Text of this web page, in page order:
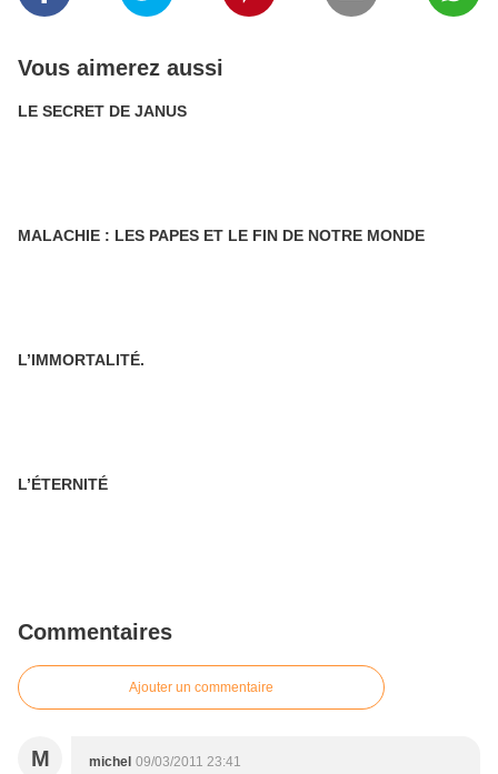
Vous aimerez aussi
LE SECRET DE JANUS
MALACHIE : LES PAPES ET LE FIN DE NOTRE MONDE
L’IMMORTALITÉ.
L’ÉTERNITÉ
Commentaires
Ajouter un commentaire
M michel 09/03/2011 23:41